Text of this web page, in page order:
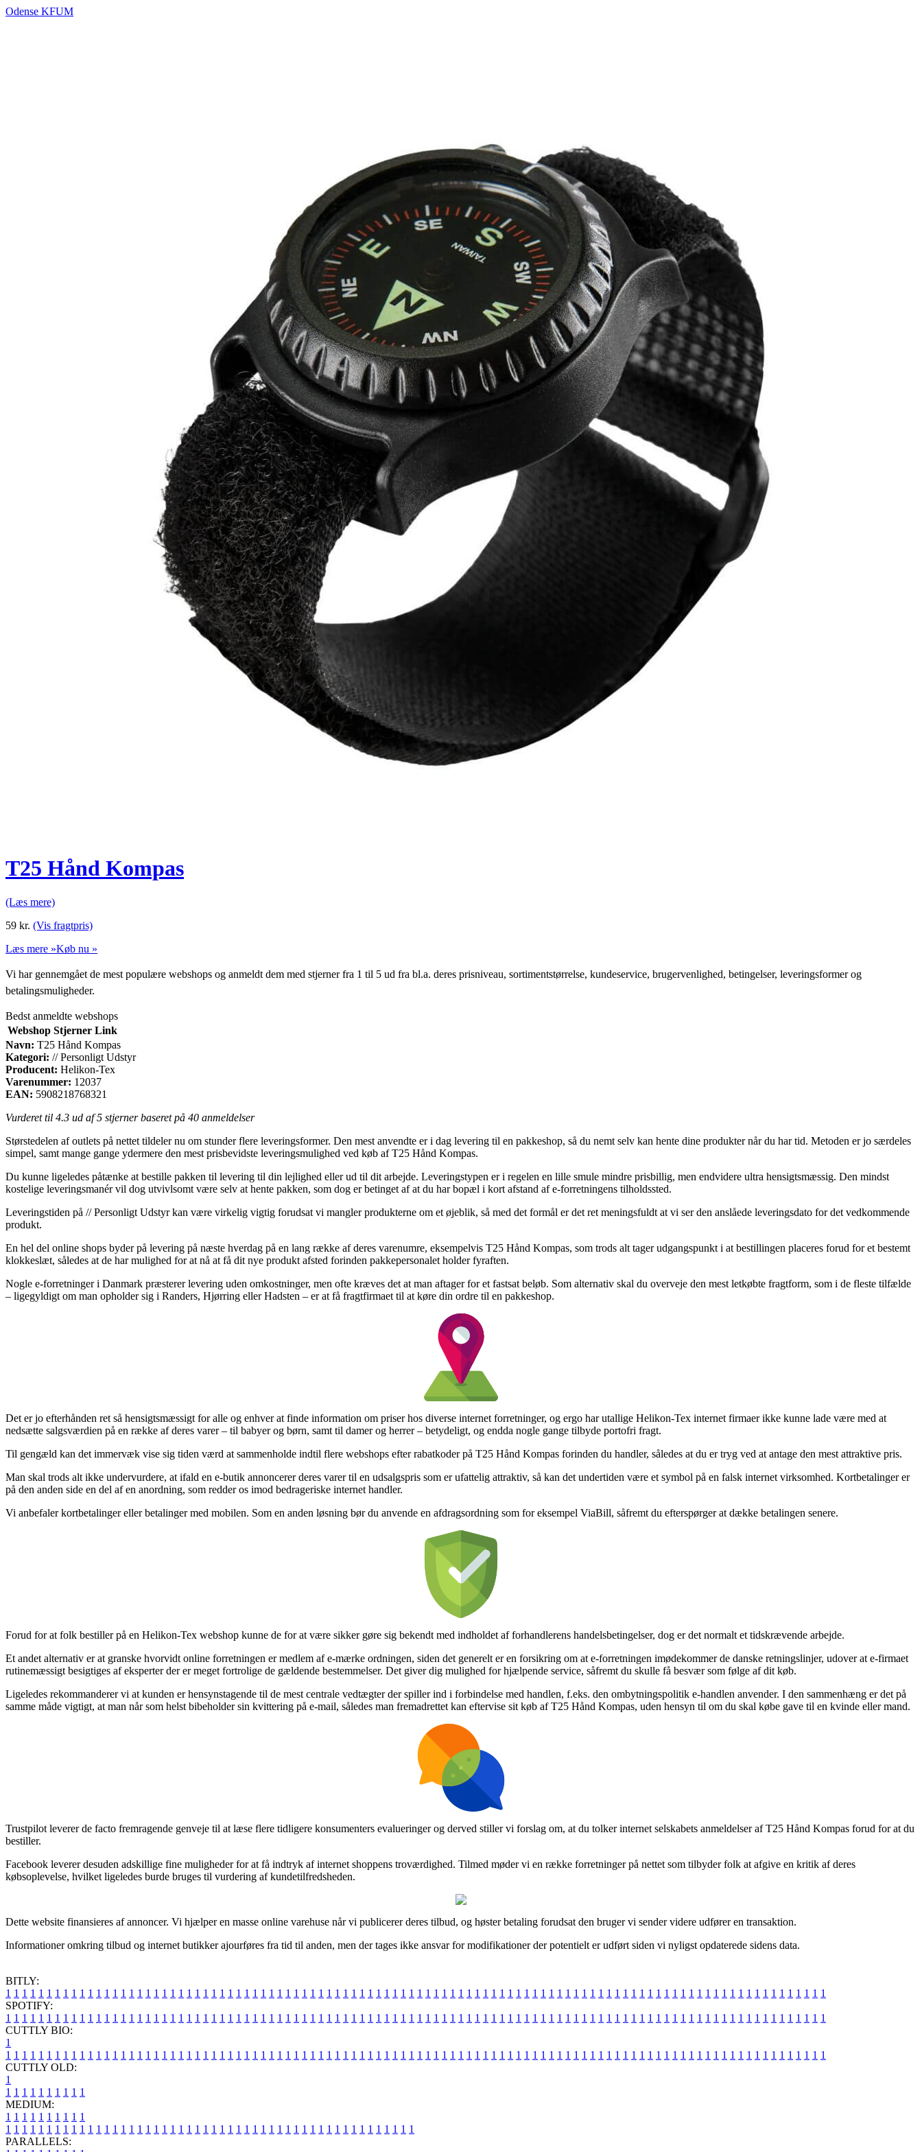
Odense KFUM
T25 Hånd Kompas
(Læs mere)
59 kr. (Vis fragtpris)
Læs mere »Køb nu »
Vi har gennemgået de mest populære webshops og anmeldt dem med stjerner fra 1 til 5 ud fra bl.a. deres prisniveau, sortimentstørrelse, kundeservice, brugervenlighed, betingelser, leveringsformer og
betalingsmuligheder.
Bedst anmeldte webshops
Webshop Stjerner Link
Navn: T25 Hånd Kompas
Kategori: // Personligt Udstyr
Producent: Helikon-Tex
Varenummer: 12037
EAN: 5908218768321
Vurderet til 4.3 ud af 5 stjerner baseret på 40 anmeldelser
Størstedelen af outlets på nettet tildeler nu om stunder flere leveringsformer. Den mest anvendte er i dag levering til en pakkeshop, så du nemt selv kan hente dine produkter når du har tid. Metoden er jo særdeles
simpel, samt mange gange ydermere den mest prisbevidste leveringsmulighed ved køb af T25 Hånd Kompas.
Du kunne ligeledes påtænke at bestille pakken til levering til din lejlighed eller ud til dit arbejde. Leveringstypen er i regelen en lille smule mindre prisbillig, men endvidere ultra hensigtsmæssig. Den mindst
kostelige leveringsmanér vil dog utvivlsomt være selv at hente pakken, som dog er betinget af at du har bopæl i kort afstand af e-forretningens tilholdssted.
Leveringstiden på // Personligt Udstyr kan være virkelig vigtig forudsat vi mangler produkterne om et øjeblik, så med det formål er det ret meningsfuldt at vi ser den anslåede leveringsdato for det vedkommende
produkt.
En hel del online shops byder på levering på næste hverdag på en lang række af deres varenumre, eksempelvis T25 Hånd Kompas, som trods alt tager udgangspunkt i at bestillingen placeres forud for et bestemt
klokkeslæt, således at de har mulighed for at nå at få dit nye produkt afsted forinden pakkepersonalet holder fyraften.
Nogle e-forretninger i Danmark præsterer levering uden omkostninger, men ofte kræves det at man aftager for et fastsat beløb. Som alternativ skal du overveje den mest letkøbte fragtform, som i de fleste tilfælde
– ligegyldigt om man opholder sig i Randers, Hjørring eller Hadsten – er at få fragtfirmaet til at køre din ordre til en pakkeshop.
Det er jo efterhånden ret så hensigtsmæssigt for alle og enhver at finde information om priser hos diverse internet forretninger, og ergo har utallige Helikon-Tex internet firmaer ikke kunne lade være med at
nedsætte salgsværdien på en række af deres varer – til babyer og børn, samt til damer og herrer – betydeligt, og endda nogle gange tilbyde portofri fragt.
Til gengæld kan det immervæk vise sig tiden værd at sammenholde indtil flere webshops efter rabatkoder på T25 Hånd Kompas forinden du handler, således at du er tryg ved at antage den mest attraktive pris.
Man skal trods alt ikke undervurdere, at ifald en e-butik annoncerer deres varer til en udsalgspris som er ufattelig attraktiv, så kan det undertiden være et symbol på en falsk internet virksomhed. Kortbetalinger er
på den anden side en del af en anordning, som redder os imod bedrageriske internet handler.
Vi anbefaler kortbetalinger eller betalinger med mobilen. Som en anden løsning bør du anvende en afdragsordning som for eksempel ViaBill, såfremt du efterspørger at dække betalingen senere.
Forud for at folk bestiller på en Helikon-Tex webshop kunne de for at være sikker gøre sig bekendt med indholdet af forhandlerens handelsbetingelser, dog er det normalt et tidskrævende arbejde.
Et andet alternativ er at granske hvorvidt online forretningen er medlem af e-mærke ordningen, siden det generelt er en forsikring om at e-forretningen imødekommer de danske retningslinjer, udover at e-firmaet
rutinemæssigt besigtiges af eksperter der er meget fortrolige de gældende bestemmelser. Det giver dig mulighed for hjælpende service, såfremt du skulle få besvær som følge af dit køb.
Ligeledes rekommanderer vi at kunden er hensynstagende til de mest centrale vedtægter der spiller ind i forbindelse med handlen, f.eks. den ombytningspolitik e-handlen anvender. I den sammenhæng er det på
samme måde vigtigt, at man når som helst bibeholder sin kvittering på e-mail, således man fremadrettet kan eftervise sit køb af T25 Hånd Kompas, uden hensyn til om du skal købe gave til en kvinde eller mand.
Trustpilot leverer de facto fremragende genveje til at læse flere tidligere konsumenters evalueringer og derved stiller vi forslag om, at du tolker internet selskabets anmeldelser af T25 Hånd Kompas forud for at du
bestiller.
Facebook leverer desuden adskillige fine muligheder for at få indtryk af internet shoppens troværdighed. Tilmed møder vi en række forretninger på nettet som tilbyder folk at afgive en kritik af deres
købsoplevelse, hvilket ligeledes burde bruges til vurdering af kundetilfredsheden.
Dette website finansieres af annoncer. Vi hjælper en masse online varehuse når vi publicerer deres tilbud, og høster betaling forudsat den bruger vi sender videre udfører en transaktion.
Informationer omkring tilbud og internet butikker ajourføres fra tid til anden, men der tages ikke ansvar for modifikationer der potentielt er udført siden vi nyligst opdaterede sidens data.
BITLY:
1 1 1 1 1 1 1 1 1 1 1 1 1 1 1 1 1 1 1 1 1 1 1 1 1 1 1 1 1 1 1 1 1 1 1 1 1 1 1 1 1 1 1 1 1 1 1 1 1 1 1 1 1 1 1 1 1 1 1 1 1 1 1 1 1 1 1 1 1 1 1 1 1 1 1 1 1 1 1 1 1 1 1 1 1 1 1 1 1 1 1 1 1 1 1 1 1 1 1 1
SPOTIFY:
1 1 1 1 1 1 1 1 1 1 1 1 1 1 1 1 1 1 1 1 1 1 1 1 1 1 1 1 1 1 1 1 1 1 1 1 1 1 1 1 1 1 1 1 1 1 1 1 1 1 1 1 1 1 1 1 1 1 1 1 1 1 1 1 1 1 1 1 1 1 1 1 1 1 1 1 1 1 1 1 1 1 1 1 1 1 1 1 1 1 1 1 1 1 1 1 1 1 1 1
CUTTLY BIO:
1
1 1 1 1 1 1 1 1 1 1 1 1 1 1 1 1 1 1 1 1 1 1 1 1 1 1 1 1 1 1 1 1 1 1 1 1 1 1 1 1 1 1 1 1 1 1 1 1 1 1 1 1 1 1 1 1 1 1 1 1 1 1 1 1 1 1 1 1 1 1 1 1 1 1 1 1 1 1 1 1 1 1 1 1 1 1 1 1 1 1 1 1 1 1 1 1 1 1 1 1
CUTTLY OLD:
1
1 1 1 1 1 1 1 1 1 1
MEDIUM:
1 1 1 1 1 1 1 1 1 1
1 1 1 1 1 1 1 1 1 1 1 1 1 1 1 1 1 1 1 1 1 1 1 1 1 1 1 1 1 1 1 1 1 1 1 1 1 1 1 1 1 1 1 1 1 1 1 1 1 1
PARALLELS: